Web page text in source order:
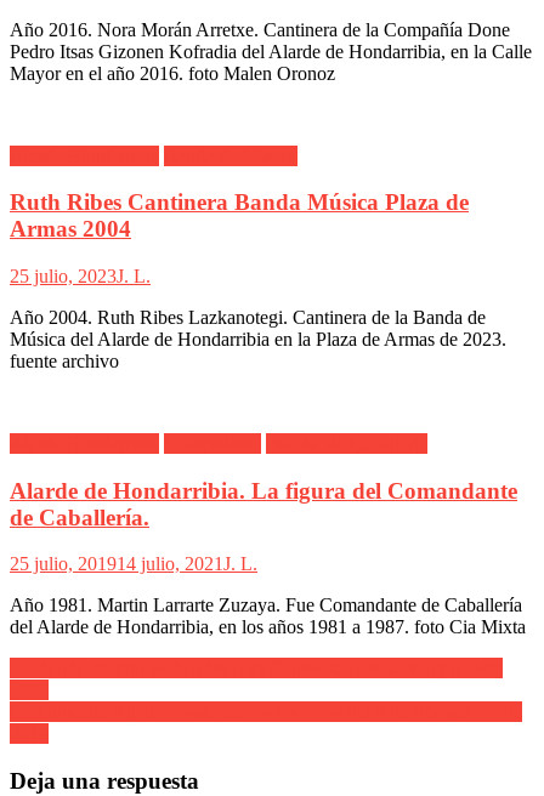
Año 2016. Nora Morán Arretxe. Cantinera de la Compañía Done
Pedro Itsas Gizonen Kofradia del Alarde de Hondarribia, en la Calle
Mayor en el año 2016. foto Malen Oronoz
Ruth Ribes Cantinera Banda Música Plaza de
Armas 2004
25 julio, 2023J. L.
Año 2004. Ruth Ribes Lazkanotegi. Cantinera de la Banda de
Música del Alarde de Hondarribia en la Plaza de Armas de 2023.
fuente archivo
Alarde de Hondarribia. La figura del Comandante
de Caballería.
25 julio, 201914 julio, 2021J. L.
Año 1981. Martin Larrarte Zuzaya. Fue Comandante de Caballería
del Alarde de Hondarribia, en los años 1981 a 1987. foto Cia Mixta
Navegación
de
entradas
Deja una respuesta